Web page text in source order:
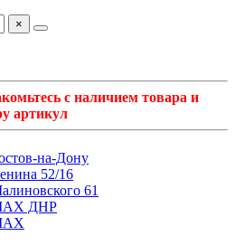
×
с наличием товара и
артикул
на-Дону
52/16
61
ДНР